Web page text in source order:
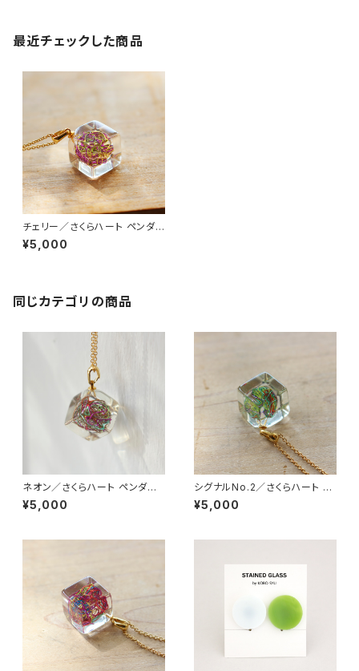
最近チェックした商品
チェリー／さくらハート ペンダン
ト 成宮咲来
¥5,000
同じカテゴリの商品
ネオン／さくらハート ペンダント
成宮咲来
¥5,000
シグナルNo.2／さくらハート ペ
ンダント 成宮咲来
¥5,000